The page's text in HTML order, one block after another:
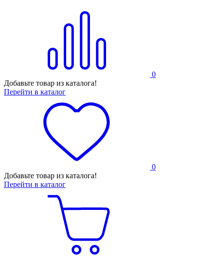
0
Добавьте товар из каталога!
Перейти в каталог
0
Добавьте товар из каталога!
Перейти в каталог